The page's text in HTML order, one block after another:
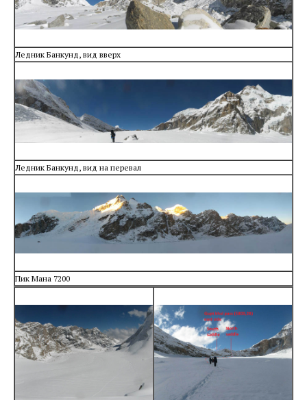
Ледник Банкунд, вид вверх
Ледник Банкунд, вид на перевал
Пик Мана 7200